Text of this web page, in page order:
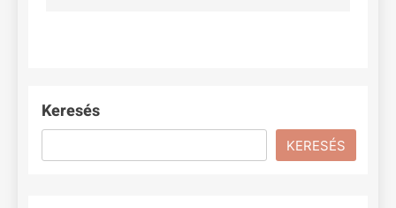
Keresés
KERESÉS